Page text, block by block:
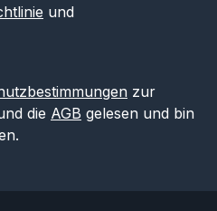
und
zur
die AGB gelesen und bin